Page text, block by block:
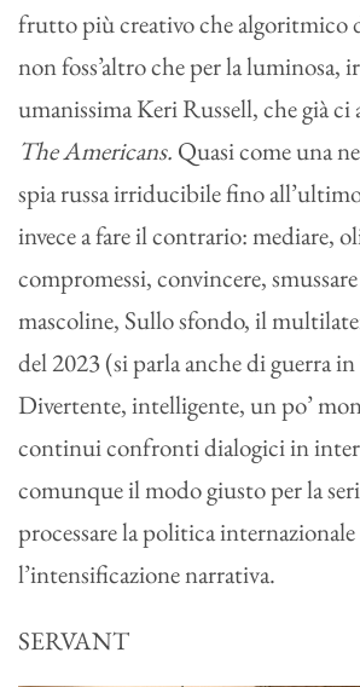
frutto più creativo che algoritmico
non foss’altro che per la luminosa,
umanissima Keri Russell, che già ci
The Americans. Quasi come una
spia russa irriducibile fino
invece a fare il contrario: mediare,
compromessi, convincere,
mascoline, Sullo sfondo, il
del 2023 (si parla anche di guerra
Divertente, intelligente, un po’
continui confronti dialogici in
comunque il modo giusto per la
processare la politica
l’intensificazione narrativa.
SERVANT